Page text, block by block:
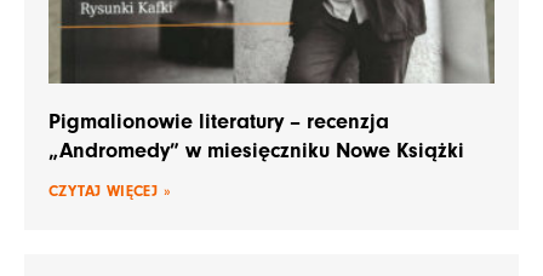
Pigmalionowie literatury – recenzja
„Andromedy” w miesięczniku Nowe Książki
CZYTAJ WIĘCEJ »